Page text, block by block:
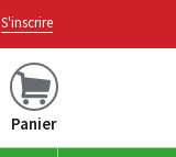
S'inscrire
Panier